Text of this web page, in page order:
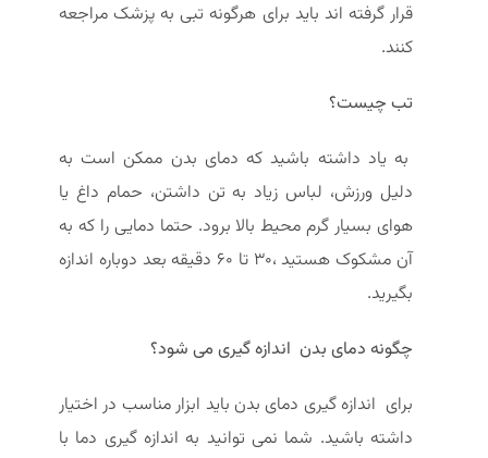
قرار گرفته اند باید برای هرگونه تبی به پزشک مراجعه
کنند.
تب چیست؟
به یاد داشته باشید که دمای بدن ممکن است به
دلیل ورزش، لباس زیاد به تن داشتن، حمام داغ یا
هوای بسیار گرم محیط بالا برود. حتما دمایی را که به
آن مشکوک هستید ،30 تا 60 دقیقه بعد دوباره اندازه
بگیرید.
چگونه دمای بدن اندازه گیری می شود؟
برای اندازه گیری دمای بدن باید ابزار مناسب در اختیار
داشته باشید. شما نمی توانید به اندازه گیری دما با